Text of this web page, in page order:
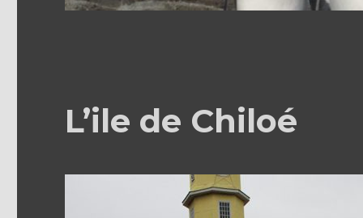
L’ile de Chiloé